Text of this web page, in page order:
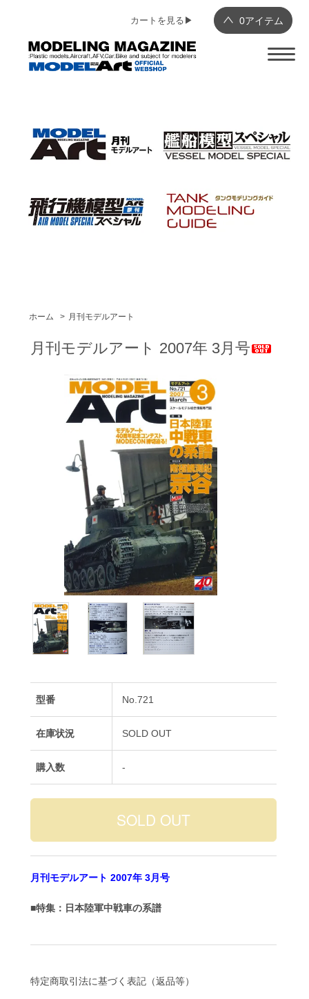
0アイテム
カートを見る▶︎
ホーム > 月刊モデルアート
月刊モデルアート 2007年 3月号
型番 No.721
在庫状況 SOLD OUT
購入数 -
月刊モデルアート 2007年 3月号
■特集：日本陸軍中戦車の系譜
特定商取引法に基づく表記（返品等）